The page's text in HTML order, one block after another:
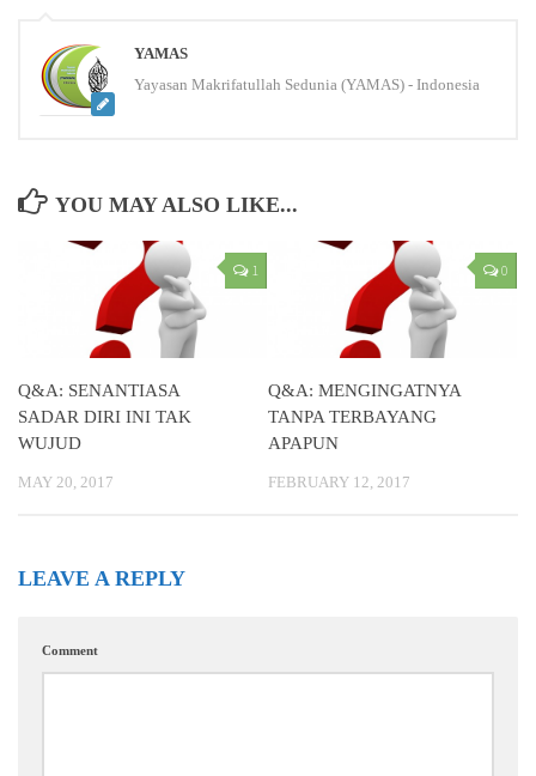
YAMAS
Yayasan Makrifatullah Sedunia (YAMAS) - Indonesia
YOU MAY ALSO LIKE...
1
Q&A: SENANTIASA
SADAR DIRI INI TAK
WUJUD
MAY 20, 2017
0
Q&A: MENGINGATNYA
TANPA TERBAYANG
APAPUN
FEBRUARY 12, 2017
LEAVE A REPLY
Comment